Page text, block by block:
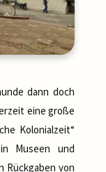
dann doch
eine große
Kolonialzeit“
Museen und
Rückgaben von